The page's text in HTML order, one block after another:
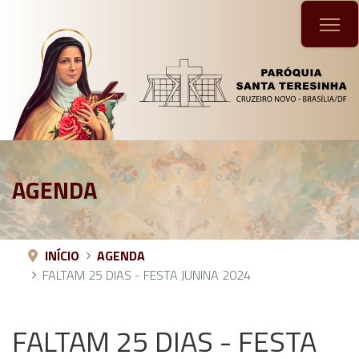
AGENDA
INÍCIO
AGENDA
FALTAM 25 DIAS - FESTA JUNINA 2024
FALTAM 25 DIAS - FESTA